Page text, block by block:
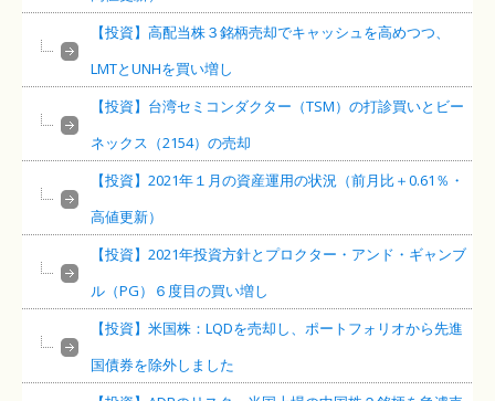
【投資】高配当株３銘柄売却でキャッシュを高めつつ、
LMTとUNHを買い増し
【投資】台湾セミコンダクター（TSM）の打診買いとビー
ネックス（2154）の売却
【投資】2021年１月の資産運用の状況（前月比＋0.61％・
高値更新）
【投資】2021年投資方針とプロクター・アンド・ギャンブ
ル（PG）６度目の買い増し
【投資】米国株：LQDを売却し、ポートフォリオから先進
国債券を除外しました